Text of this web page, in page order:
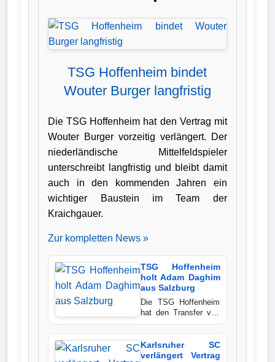
Nationalmannschaft
Wechselgerüchte
Verletzungspech
Frauenfußball
Sportnews
STATISTIKEN
Bundesliga
TSG Hoffenheim bindet
Wouter Burger langfristig
Die TSG Hoffenheim hat den Vertrag mit
Wouter Burger vorzeitig verlängert. Der
niederländische Mittelfeldspieler
unterschreibt langfristig und bleibt damit
auch in den kommenden Jahren ein
wichtiger Baustein im Team der
Kraichgauer.
Zur kompletten News »
TSG Hoffenheim
holt Adam Daghim
aus Salzburg
Die TSG Hoffenheim
hat den Transfer von
Adam Daghim perfekt
gemacht. Der 20
Jahre alte dänische
Nationalspieler kommt
Karlsruher SC
verlängert Vertrag